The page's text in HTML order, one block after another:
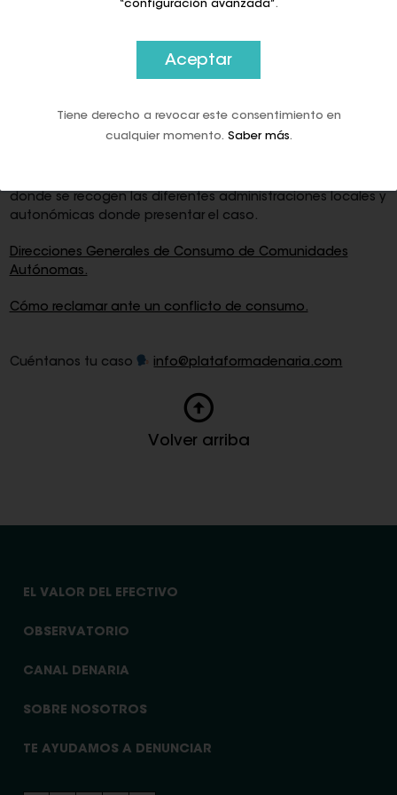
dentro de los límites establecidos por la normativa
tributaria y de prevención y lucha contra el fraude fiscal.
puede abrir un expediente.
donde se recogen las diferentes administraciones locales y
autonómicas donde presentar el caso.
Direcciones Generales de Consumo de Comunidades
Autónomas.
Cómo reclamar ante un conflicto de consumo.
Cuéntanos tu caso info@plataformadenaria.com
Volver arriba
EL VALOR DEL EFECTIVO
OBSERVATORIO
CANAL DENARIA
SOBRE NOSOTROS
TE AYUDAMOS A DENUNCIAR
“configuración avanzada”.
Aceptar
Tiene derecho a revocar este consentimiento en
cualquier momento. Saber más.